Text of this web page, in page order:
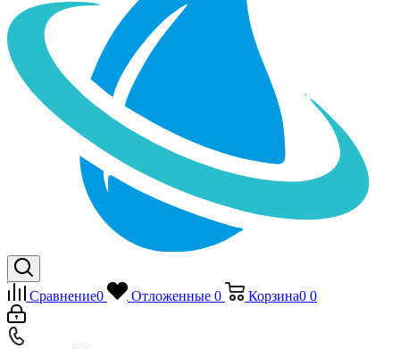
Сравнение0 Отложенные 0 Корзина0 0